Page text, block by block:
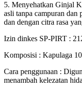
5. Menyehatkan Ginjal
asli tanpa campuran dan
dan dengan citra rasa
Izin dinkes SP-PIRT :
Komposisi : Kapulaga
Cara penggunaan :
menambah kelezatan